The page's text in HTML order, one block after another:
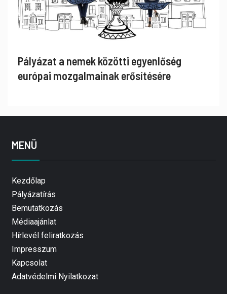
Pályázat a nemek közötti egyenlőség
európai mozgalmainak erősítésére
MENÜ
Kezdőlap
Pályázatírás
Bemutatkozás
Médiaajánlat
Hírlevél feliratkozás
Impresszum
Kapcsolat
Adatvédelmi Nyilatkozat